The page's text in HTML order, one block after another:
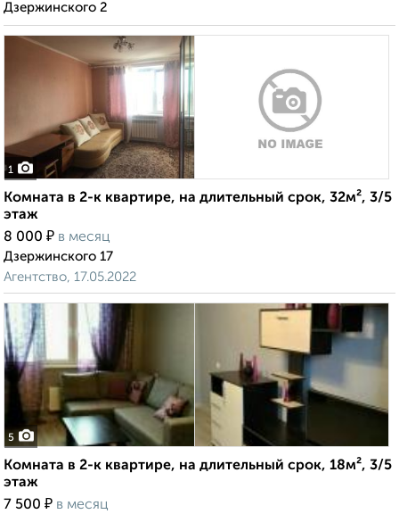
Дзержинского 2
1
Комната в 2-к квартире, на длительный срок, 32м², 3/5
этаж
8 000 ₽ в месяц
Дзержинского 17
Агентство, 17.05.2022
5
Комната в 2-к квартире, на длительный срок, 18м², 3/5
этаж
7 500 ₽ в месяц